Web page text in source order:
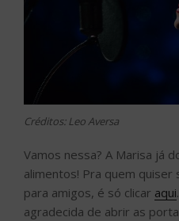
Créditos: Leo Aversa
Vamos nessa? A Marisa já
alimentos! Pra quem quiser
para amigos, é só clicar aqui
agradecida de abrir as